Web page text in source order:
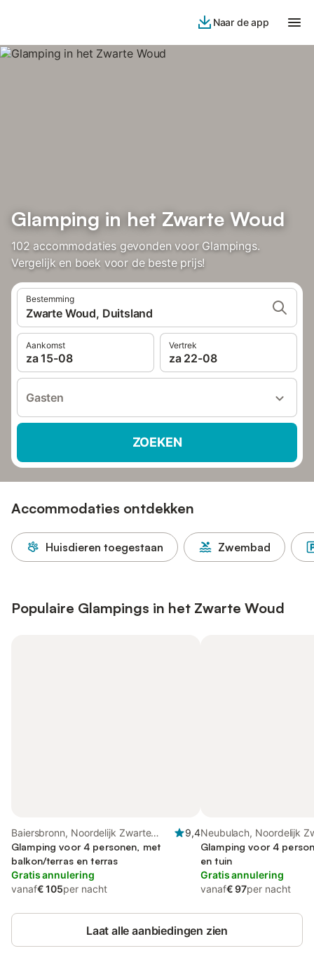
Naar de app
Glamping in het Zwarte Woud
102 accommodaties gevonden voor Glampings.
Vergelijk en boek voor de beste prijs!
Bestemming
Zwarte Woud, Duitsland
Aankomst
za 15-08
Vertrek
za 22-08
Gasten
ZOEKEN
Accommodaties ontdekken
Huisdieren toegestaan Zwembad
Populaire Glampings in het Zwarte Woud
Baiersbronn, Noordelijk Zwarte
Woud
9,4
Glamping voor 4 personen, met
balkon/terras en terras
Gratis annulering
vanaf€ 105per nacht
Neubulach, Noordelijk
Woud
Glamping voor 4
en tuin
Gratis annulering
vanaf€ 97per nacht
Laat alle aanbiedingen zien